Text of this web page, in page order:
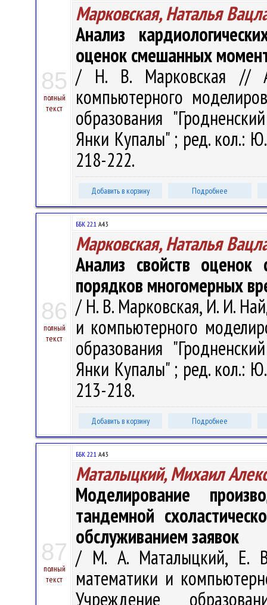
85
полный
текст
Марковская, Наталья
Анализ
оценок смешанных
/ Н. В. Марковская //
компьютерного
образования
Янки Купалы" ; ред. кол.:
218-222.
Добавить в корзину Подробнее
86
полный
текст
ББК 22.1 А43
Марковская, Наталья
Анализ свойств оценок
порядков многомерных
/ Н. В. Марковская, И. И.
и компьютерного
образования
Янки Купалы" ; ред. кол.:
213-218.
Добавить в корзину Подробнее
87
полный
текст
ББК 22.1 А43
Маталыцкий, Михаил
Моделирование
тандемной
обслуживанием заявок
/ М. А. Маталыцкий, Е.
математики и
Учреждение